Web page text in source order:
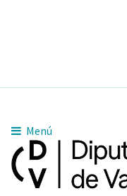
Menú